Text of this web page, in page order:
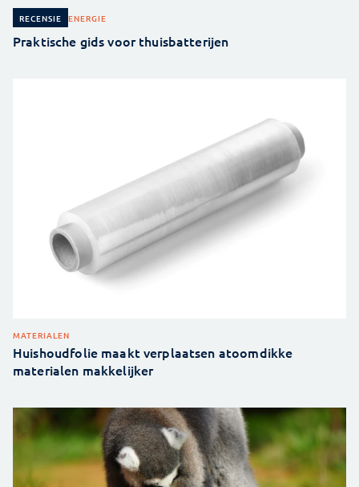
RECENSIE ENERGIE
Praktische gids voor thuisbatterijen
MATERIALEN
Huishoudfolie maakt verplaatsen atoomdikke
materialen makkelijker